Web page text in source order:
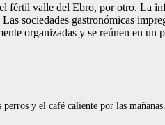
valle del Ebro, por otro. La
sociedades gastronómicas
organizadas y se reúnen en
y el café caliente por las mañanas.